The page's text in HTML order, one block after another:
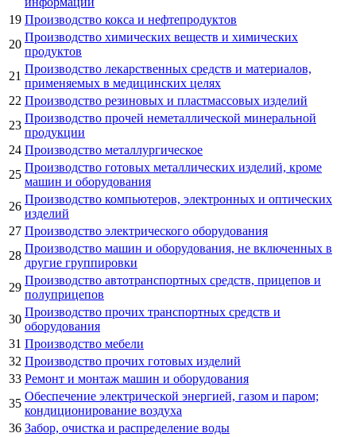
19 Производство кокса и нефтепродуктов
20
Производство химических веществ и химических
продуктов
21
Производство лекарственных средств и материалов,
применяемых в медицинских целях
22 Производство резиновых и пластмассовых изделий
23
Производство прочей неметаллической минеральной
продукции
24 Производство металлургическое
25
Производство готовых металлических изделий, кроме
машин и оборудования
26
Производство компьютеров, электронных и оптических
изделий
27 Производство электрического оборудования
28
Производство машин и оборудования, не включенных в
другие группировки
29
Производство автотранспортных средств, прицепов и
полуприцепов
30
Производство прочих транспортных средств и
оборудования
31 Производство мебели
32 Производство прочих готовых изделий
33 Ремонт и монтаж машин и оборудования
35
Обеспечение электрической энергией, газом и паром;
кондиционирование воздуха
36 Забор, очистка и распределение воды